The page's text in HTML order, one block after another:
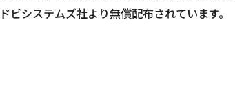
システムズ社より無償配布されています。